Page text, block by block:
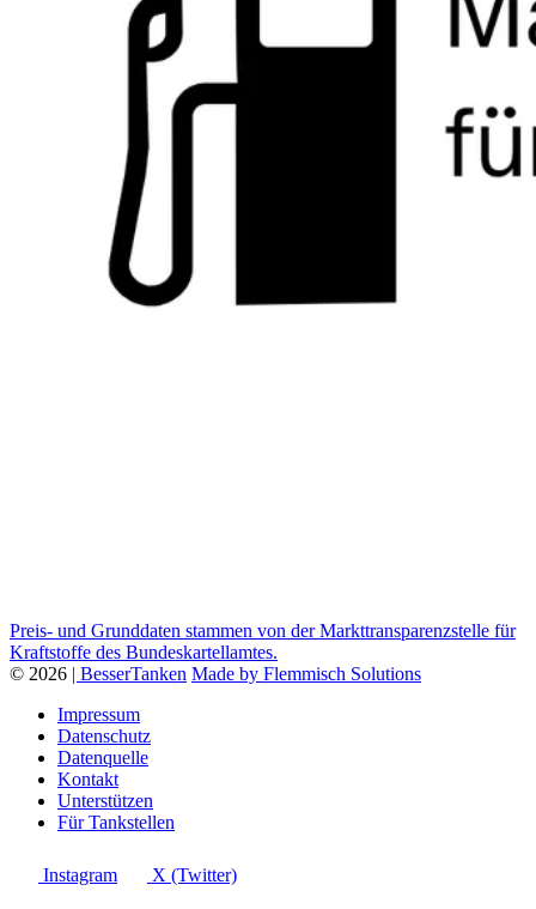
Preis- und Grunddaten stammen von der Markttransparenzstelle für
Kraftstoffe des Bundeskartellamtes.
© 2026 | BesserTanken Made by Flemmisch Solutions
Impressum
Datenschutz
Datenquelle
Kontakt
Unterstützen
Für Tankstellen
Instagram X (Twitter)